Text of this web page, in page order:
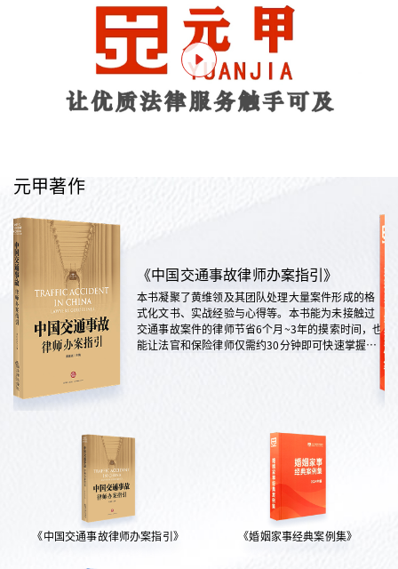
元甲著作
《中国交通事故律师办案指引》
本书凝聚了黄维领及其团队处理大量案件形成的格
式化文书、实战经验与心得等。本书能为未接触过
交通事故案件的律师节省6个月~3年的摸索时间，也
能让法官和保险律师仅需约30分钟即可快速掌握案
《中国交通事故律师办案指引》 《婚姻家事经典案例集》